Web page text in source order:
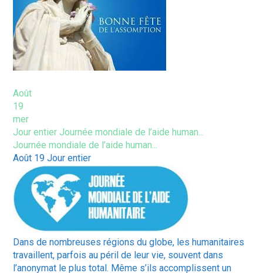
Août
19
mer
Jour entierJournée mondiale de l’aide human...
Journée mondiale de l’aide human...
Août 19Jour entier
Dans de nombreuses régions du globe, les humanitaires
travaillent, parfois au péril de leur vie, souvent dans
l’anonymat le plus total. Même s’ils accomplissent un